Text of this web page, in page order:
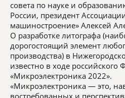
совета по науке и
России, президент
машиностроение» Алексей
О разработке литографа
дорогостоящий элемент
производства) в
известно в ходе российского
«Микроэлектроника 2022».
«Микроэлектроника — это,
востребованных и